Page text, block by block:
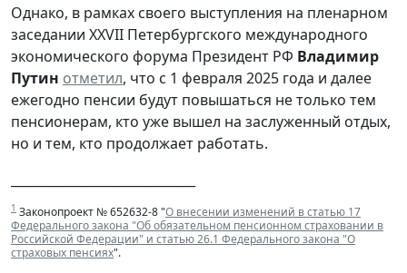
Однако, в рамках своего выступления на пленарном
заседании XXVII Петербургского международного
экономического форума Президент РФ Владимир
Путин отметил, что с 1 февраля 2025 года и далее
ежегодно пенсии будут повышаться не только тем
пенсионерам, кто уже вышел на заслуженный отдых,
но и тем, кто продолжает работать.
1 Законопроект № 652632-8 "О внесении изменений в статью 17
Федерального закона "Об обязательном пенсионном страховании в
Российской Федерации" и статью 26.1 Федерального закона "О
страховых пенсиях".